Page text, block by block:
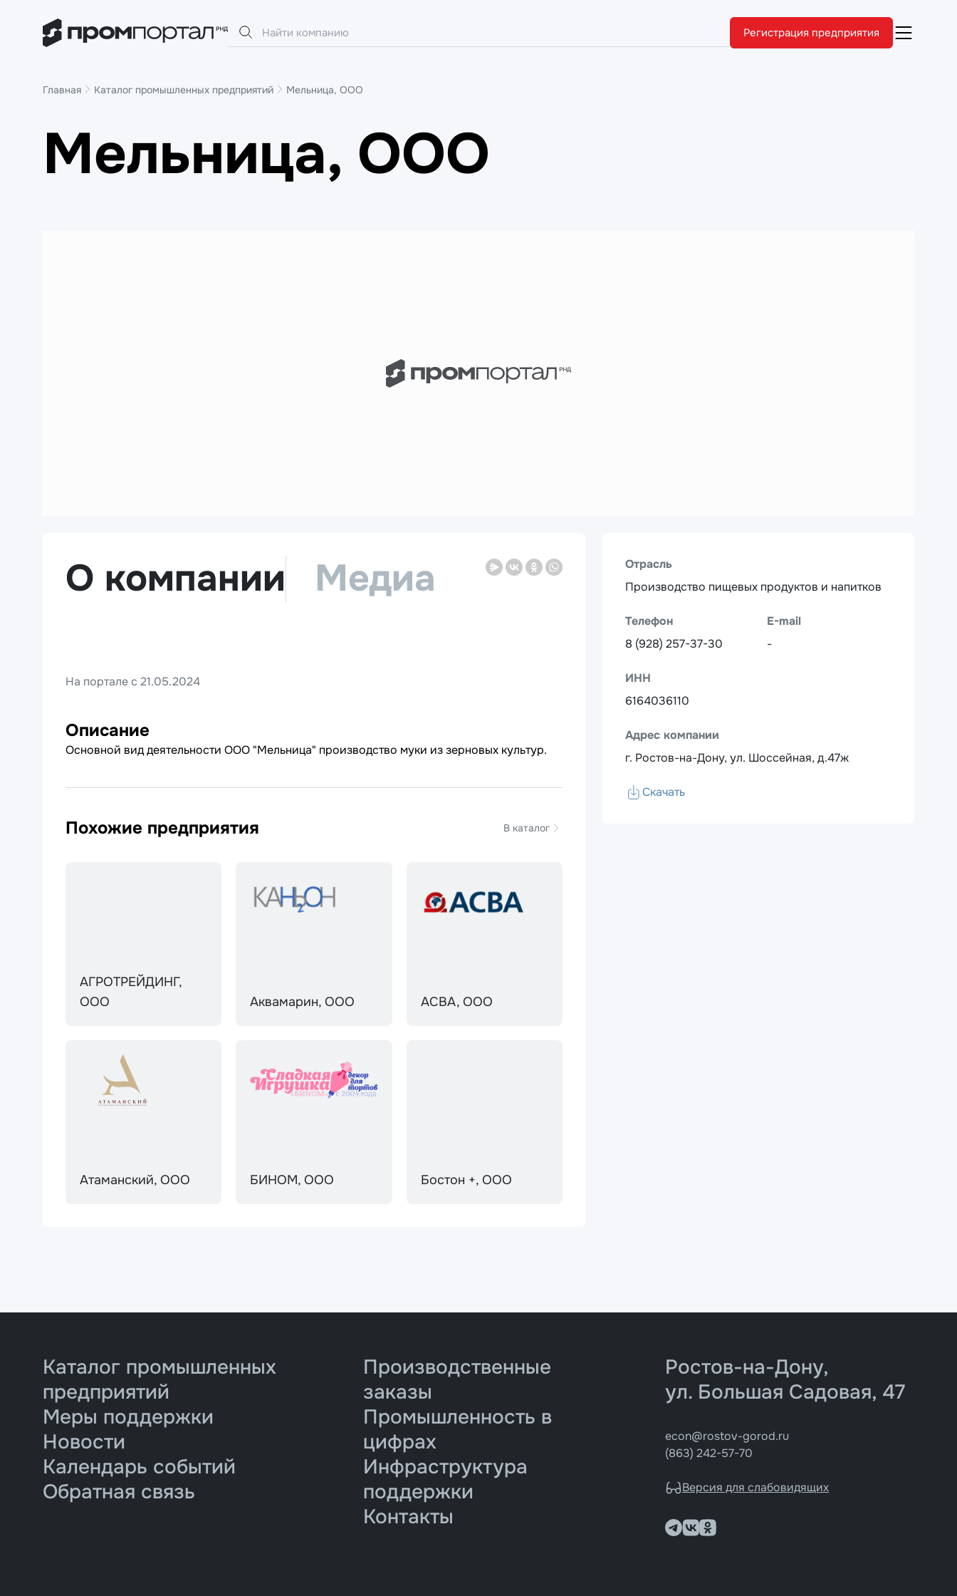
Регистрация предприятия
Главная Каталог промышленных предприятий Мельница, ООО
Мельница, ООО
Отрасль
Производство пищевых продуктов и напитков
Телефон
8 (928) 257-37-30
E-mail
-
ИНН
6164036110
Адрес компании
г. Ростов-на-Дону, ул. Шоссейная, д.47ж
Скачать
О компании Медиа
На портале с 21.05.2024
Описание
Основной вид деятельности ООО "Мельница" производство муки из зерновых культур.
Похожие предприятия В каталог
АГРОТРЕЙДИНГ,
ООО
Аквамарин, ООО АСВА, ООО
Атаманский, ООО БИНОМ, ООО Бостон +, ООО
Каталог промышленных
предприятий
Меры поддержки
Новости
Календарь событий
Обратная связь
Производственные
заказы
Промышленность в
цифрах
Инфраструктура
поддержки
Контакты
Ростов-на-Дону,
ул. Большая Садовая, 47
econ@rostov-gorod.ru
(863) 242-57-70
Версия для слабовидящих